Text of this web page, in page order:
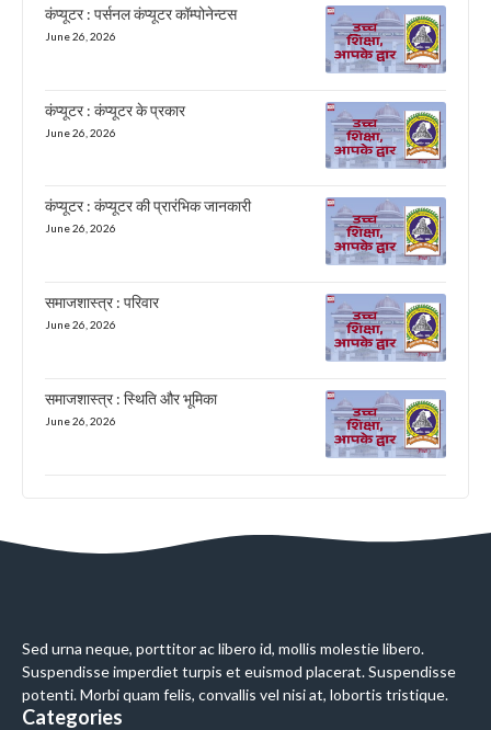
कंप्यूटर : पर्सनल कंप्यूटर कॉम्पोनेन्टस
June 26, 2026
कंप्यूटर : कंप्यूटर के प्रकार
June 26, 2026
कंप्यूटर : कंप्यूटर की प्रारंभिक जानकारी
June 26, 2026
समाजशास्त्र : परिवार
June 26, 2026
समाजशास्त्र : स्थिति और भूमिका
June 26, 2026
Sed urna neque, porttitor ac libero id, mollis molestie libero.
Suspendisse imperdiet turpis et euismod placerat. Suspendisse
potenti. Morbi quam felis, convallis vel nisi at, lobortis tristique.
Categories